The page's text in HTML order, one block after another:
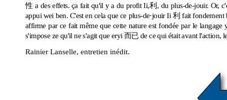
性a des effets. ça fait qu'il y a du profitIi,利 , du plus-de-jouir. Or,
appui wei ben. C'est en cela que ce plus-de·jouirIi 利 fait fondement
affirme par ce fait même que cette nature est fondée par le langage
s'impose ze qu'il ne s'agit que eryi 而已 de ce qui était avant
Rainier Lanselle, entretien inédit.